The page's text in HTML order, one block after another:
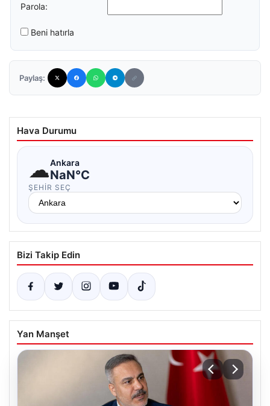
Parola:
Beni hatırla
Paylaş:
Hava Durumu
☁Ankara
NaN°C
ŞEHIR SEÇ
Bizi Takip Edin
Yan Manşet